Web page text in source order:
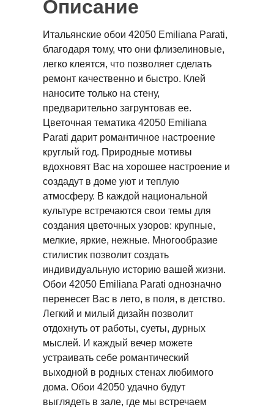
Описание
Итальянские обои 42050 Emiliana Parati,
благодаря тому, что они флизелиновые,
легко клеятся, что позволяет сделать
ремонт качественно и быстро. Клей
наносите только на стену,
предварительно загрунтовав ее.
Цветочная тематика 42050 Emiliana
Parati дарит романтичное настроение
круглый год. Природные мотивы
вдохновят Вас на хорошее настроение и
создадут в доме уют и теплую
атмосферу. В каждой национальной
культуре встречаются свои темы для
создания цветочных узоров: крупные,
мелкие, яркие, нежные. Многообразие
стилистик позволит создать
индивидуальную историю вашей жизни.
Обои 42050 Emiliana Parati однозначно
перенесет Вас в лето, в поля, в детство.
Легкий и милый дизайн позволит
отдохнуть от работы, суеты, дурных
мыслей. И каждый вечер можете
устраивать себе романтический
выходной в родных стенах любимого
дома. Обои 42050 удачно будут
выглядеть в зале, где мы встречаем